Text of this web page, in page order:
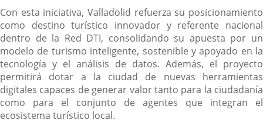
Con esta iniciativa, Valladolid refuerza su posicionamiento
como destino turístico innovador y referente nacional
dentro de la Red DTI, consolidando su apuesta por un
modelo de turismo inteligente, sostenible y apoyado en la
tecnología y el análisis de datos. Además, el proyecto
permitirá dotar a la ciudad de nuevas herramientas
digitales capaces de generar valor tanto para la ciudadanía
como para el conjunto de agentes que integran el
ecosistema turístico local.